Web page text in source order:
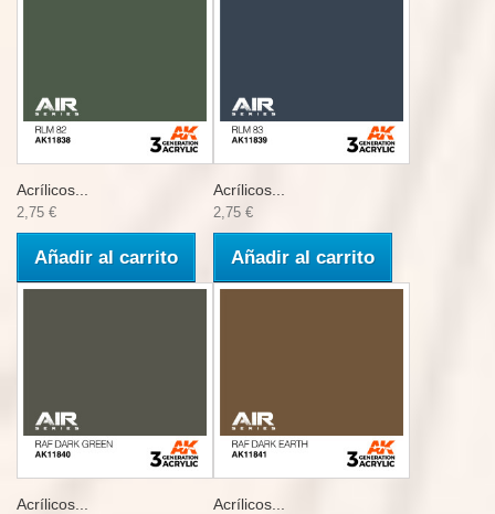
Acrílicos...
2,75 €
Añadir al carrito
Acrílicos...
2,75 €
Añadir al carrito
Acrílicos... Acrílicos...